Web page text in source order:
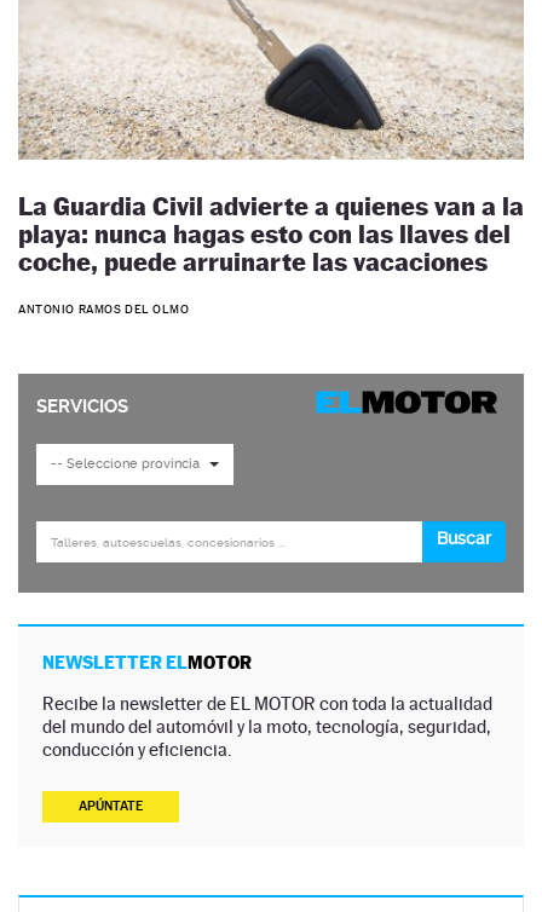
La Guardia Civil advierte a quienes van a la
playa: nunca hagas esto con las llaves del
coche, puede arruinarte las vacaciones
ANTONIO RAMOS DEL OLMO
NEWSLETTER ELMOTOR
Recibe la newsletter de EL MOTOR con toda la actualidad
del mundo del automóvil y la moto, tecnología, seguridad,
conducción y eficiencia.
APÚNTATE